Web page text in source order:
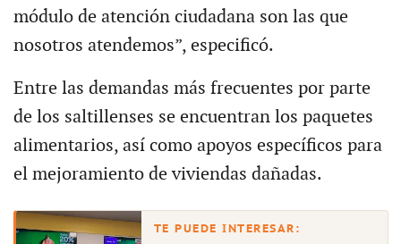
módulo de atención ciudadana son las que
nosotros atendemos”, especificó.
Entre las demandas más frecuentes por parte
de los saltillenses se encuentran los paquetes
alimentarios, así como apoyos específicos para
el mejoramiento de viviendas dañadas.